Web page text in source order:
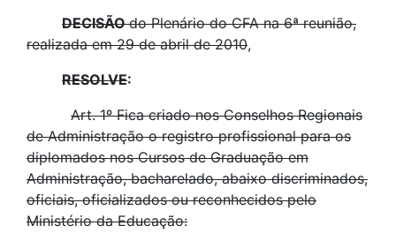
DECISÃOdo Plenário do CFA na 6ª reunião,
realizada em 29 de abril de 2010,
RESOLVE:
Art. 1º Fica criado nos Conselhos Regionais
de Administração o registro profissional para os
diplomados nos Cursos de Graduação em
Administração, bacharelado, abaixo discriminados,
oficiais, oficializados ou reconhecidos pelo
Ministério da Educação: